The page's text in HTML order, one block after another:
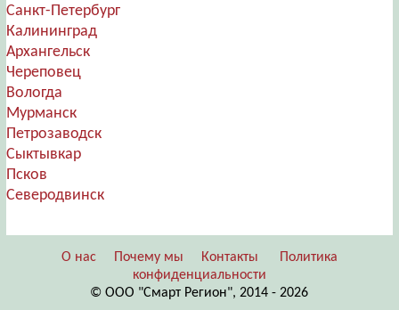
Санкт-Петербург
Калининград
Архангельск
Череповец
Вологда
Мурманск
Петрозаводск
Сыктывкар
Псков
Северодвинск
О нас Почему мы Контакты
Политика
конфиденциальности
© ООО "Смарт Регион", 2014 - 2026